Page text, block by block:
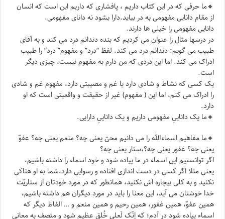
🔸ما حرفی که در این کتاب داریم ، پافشاری که داریم این است که انسان
از مقام دانایی مفهومی به در بیاید.دارا بشود نه دانای مفهومی.
دانایی مفهومی را خیلی ها دارند.
در درسها مثال را عنوان می کردیم که بنده دندانم درد می کند و به آقای
طبیب می گویم: دندانم درد می کند. لفظ “درد” و مفهوم” درد” را طبیب
ادراک می کند. اما این دردی که من دارم به مفهوم نیست، چیزی دیگر
است.
یک کسی که نشاط و شادی دارد یا غم و مصیبتی دارد، مفهوم غم و شادی
را ادراک می کنم، اما این ( مفهوم) غیر از حقیقت و واقعیتی است که او
دارد.
🔸ما یک داناییِ مفهومی داریم و یک داناییِ دارایی.
🔸ما مفاهیم اسماءالله را می دانیم محیّ یعنی چه؟ منعم یعنی چه؟ عفوّ
یعنی چه؟ غفور یعنی چه؟،ستار یعنی چه؟
اگر توانستیم این اسماء در ما پیاده شود و خود اسماء را داشته باشیم،
یعنی مثلا اگر کسی در دست اندازی افتاده و رسوایی دارد،شما به او هتاکی
نکنید و به کلی بیچاره اش نکنید، همانطور که در مورد خودتان از ستاریّت
خدا خوشتان می آید، این معنا را باید در مورد دیگران هم داشته باشیم،
همین عفوّ، همین غفور، همین رحیم و همین منعم و … الفاظ دیگر که
اسماء پیاده شود در آدم؛ که اِنّک لَعلی خُلق عظیم شود و متصف به معانی